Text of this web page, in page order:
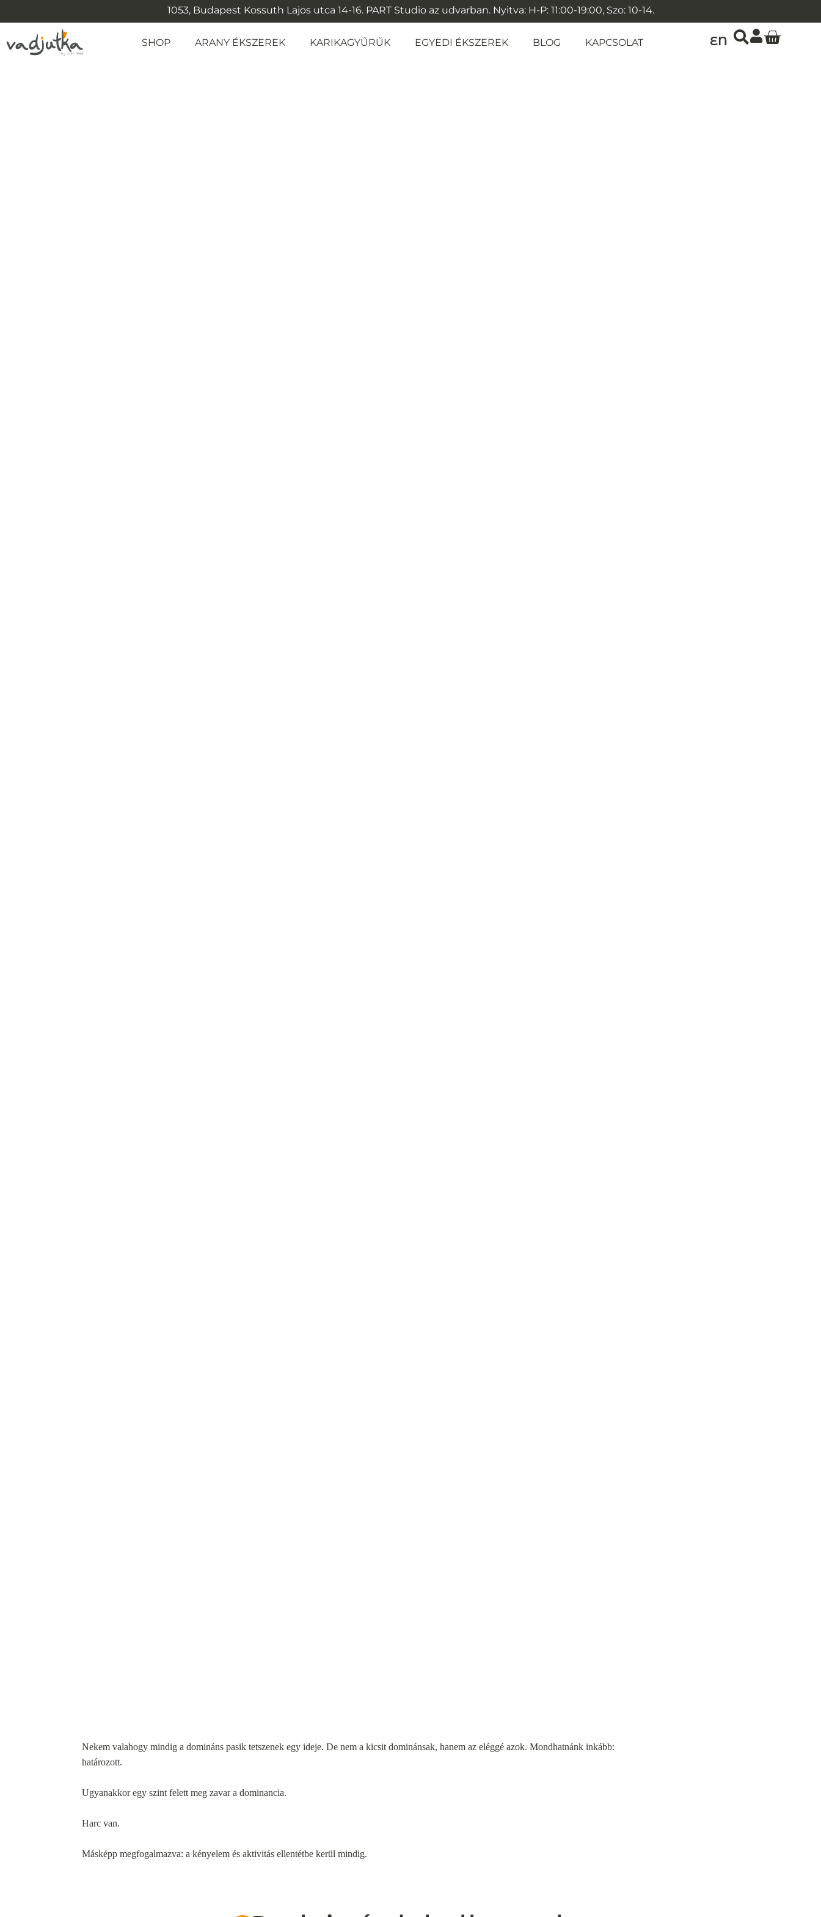
1053, Budapest Kossuth Lajos utca 14-16. PART Studio az udvarban. Nyitva: H-P: 11:00-19:00, Szo: 10-14.
SHOP ARANY ÉKSZEREK KARIKAGYŰRŰK EGYEDI ÉKSZEREK BLOG KAPCSOLAT EN
Nekem valahogy mindig a domináns pasik tetszenek egy ideje. De nem a kicsit dominánsak, hanem az eléggé azok. Mondhatnánk inkább:
határozott.
Ugyanakkor egy szint felett meg zavar a dominancia.
Harc van.
Másképp megfogalmazva: a kényelem és aktivitás ellentétbe kerül mindig.